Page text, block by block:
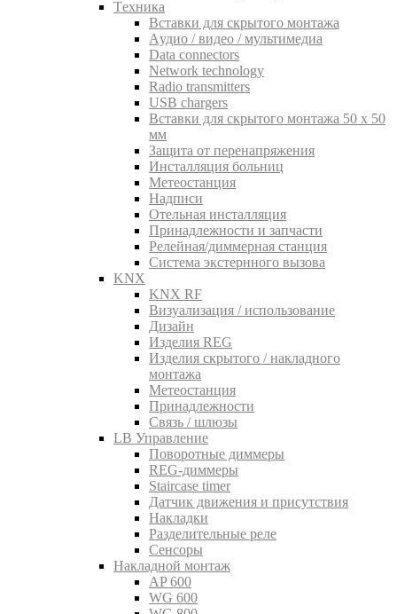
Tехника
Вставки для скрытого монтажа
Aудио / видео / мультимедиа
Data connectors
Network technology
Radio transmitters
USB chargers
Вставки для скрытого монтажа 50 x 50
мм
Защита от перенапряжения
Инсталляция больниц
Метеостанция
Надписи
Отельная инсталляция
Принадлежности и запчасти
Релейная/диммерная станция
Система экстернного вызова
KNX
KNX RF
Визуализация / использование
Дизайн
Изделия REG
Изделия скрытого / накладного
монтажа
Метеостанция
Принадлежности
Связь / шлюзы
LB Управление
Поворотные диммеры
REG-диммеры
Staircase timer
Датчик движения и присутствия
Накладки
Разделительные реле
Сенсоры
Накладной монтаж
AP 600
WG 600